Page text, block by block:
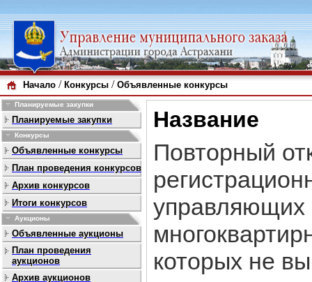
Начало / Конкурсы / Объявленные конкурсы
Планируемые закупки
Планируемые закупки
Конкурсы
Объявленные конкурсы
План проведения конкурсов
Архив конкурсов
Итоги конкурсов
Аукционы
Объявленные аукционы
План проведения
аукционов
Архив аукционов
Название
Повторный
управляющих
которых не